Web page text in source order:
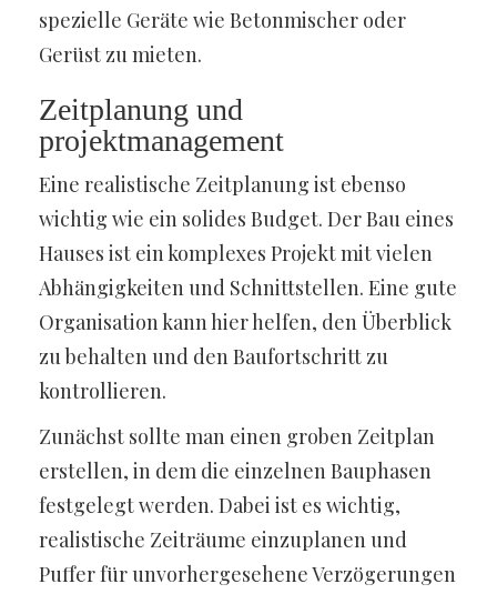
spezielle Geräte wie Betonmischer oder
Gerüst zu mieten.
Zeitplanung und
projektmanagement
Eine realistische Zeitplanung ist ebenso
wichtig wie ein solides Budget. Der Bau eines
Hauses ist ein komplexes Projekt mit vielen
Abhängigkeiten und Schnittstellen. Eine gute
Organisation kann hier helfen, den Überblick
zu behalten und den Baufortschritt zu
kontrollieren.
Zunächst sollte man einen groben Zeitplan
erstellen, in dem die einzelnen Bauphasen
festgelegt werden. Dabei ist es wichtig,
realistische Zeiträume einzuplanen und
Puffer für unvorhergesehene Verzögerungen